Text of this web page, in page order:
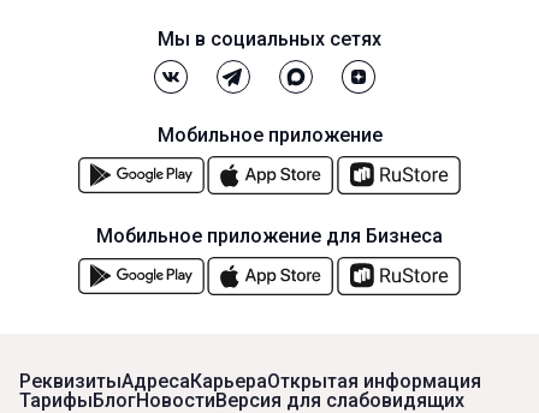
РеквизитыАдресаКарьераОткрытая информация
ТарифыБлогНовостиВерсия для слабовидящих
Мы в социальных сетях
Мобильное приложение
Мобильное приложение для Бизнеса